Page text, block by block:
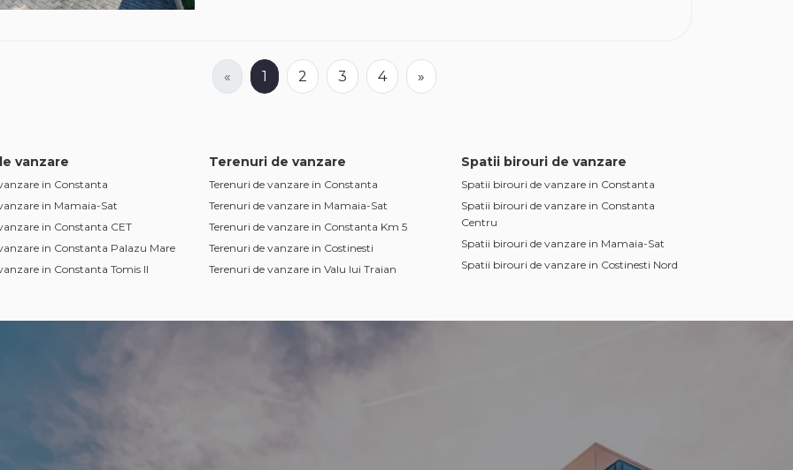
« 1 2 3 4 »
vanzare
in Constanta
in Mamaia-Sat
in Constanta CET
in Constanta Palazu Mare
in Constanta Tomis II
Terenuri de vanzare
Terenuri de vanzare in Constanta
Terenuri de vanzare in Mamaia-Sat
Terenuri de vanzare in Constanta Km 5
Terenuri de vanzare in Costinesti
Terenuri de vanzare in Valu lui Traian
Terenuri de vanzare in Constanta Viile Noi
Spatii birouri de vanzare
Spatii birouri de vanzare in Constanta
Spatii birouri de vanzare in Constanta
Centru
Spatii birouri de vanzare in Mamaia-Sat
Spatii birouri de vanzare in Costinesti Nord